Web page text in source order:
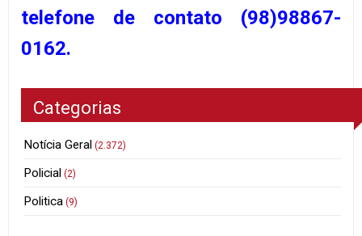
telefone de contato (98)98867-
0162.
Categorias
Notícia Geral (2.372)
Policial (2)
Politica (9)